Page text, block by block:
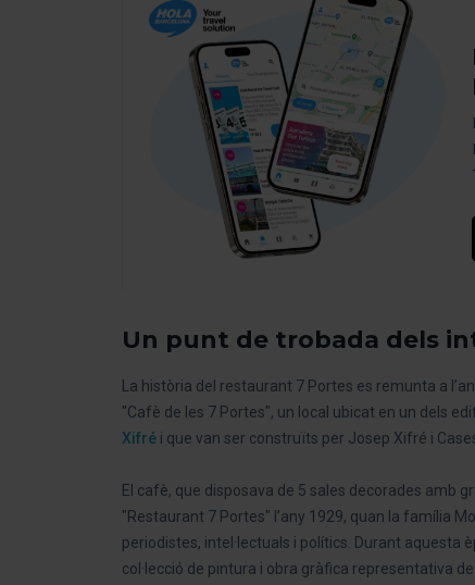
Un punt de trobada dels
La història del restaurant 7 Portes es remunta a
"Cafè de les 7 Portes", un local ubicat en un dels
Xifré i que van ser construïts per Josep Xifré i
El cafè, que disposava de 5 sales decorades amb
"Restaurant 7 Portes" l’any 1929, quan la família
periodistes, intel·lectuals i polítics. Durant aquesta
col·lecció de pintura i obra gràfica representativa